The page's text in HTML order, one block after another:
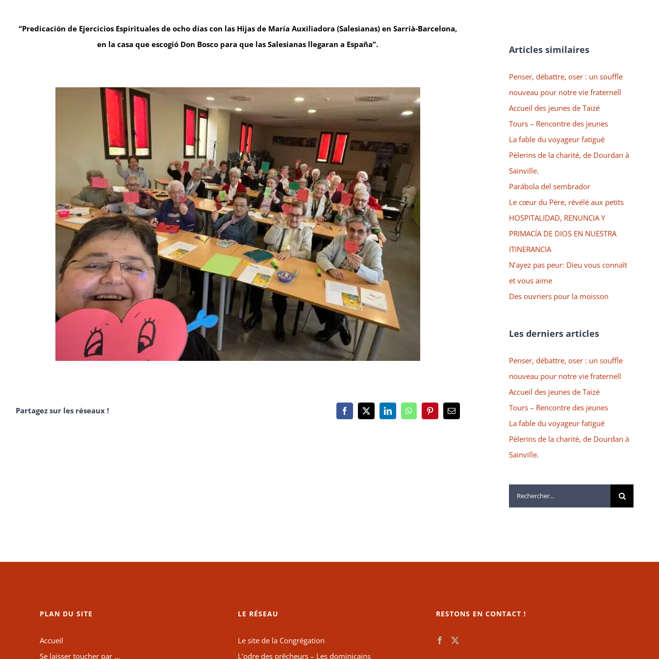
“Predicación de Ejercicios Espirituales de ocho días con las Hijas de María Auxiliadora (Salesianas) en Sarrià-Barcelona,
en la casa que escogió Don Bosco para que las Salesianas llegaran a España”.
Partagez sur les réseaux ! Facebook
X LinkedInWhatsAppPinterestEmail
Articles similaires
Penser, débattre, oser : un souffle
nouveau pour notre vie fraternell
Accueil des jeunes de Taizé
Tours – Rencontre des jeunes
La fable du voyageur fatigué
Pèlerins de la charité, de Dourdan à
Sainville.
Parábola del sembrador
Le cœur du Père, révélé aux petits
HOSPITALIDAD, RENUNCIA Y
PRIMACÍA DE DIOS EN NUESTRA
ITINERANCIA
N’ayez pas peur: Dieu vous connaît
et vous aime
Des ouvriers pour la moisson
Les derniers articles
Penser, débattre, oser : un souffle
nouveau pour notre vie fraternell
Accueil des jeunes de Taizé
Tours – Rencontre des jeunes
La fable du voyageur fatigué
Pèlerins de la charité, de Dourdan à
Sainville.
Rechercher:
PLAN DU SITE
Accueil
Se laisser toucher par …
LE RÉSEAU
Le site de la Congrégation
L’odre des prêcheurs – Les dominicains
RESTONS EN CONTACT !